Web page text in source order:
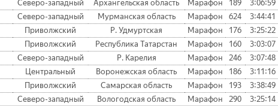
Северо-западный Архангельская область Марафон 189 3:06:59
Северо-западный Мурманская область Марафон 624 3:44:41
Приволжский Р. Удмуртская Марафон 176 3:25:22
Приволжский Республика Татарстан Марафон 160 3:03:07
Северо-западный Р. Карелия Марафон 246 3:07:48
Центральный Воронежская область Марафон 186 3:11:16
Приволжский Самарская область Марафон 193 3:38:49
Северо-западный Вологодская область Марафон 290 3:25:14